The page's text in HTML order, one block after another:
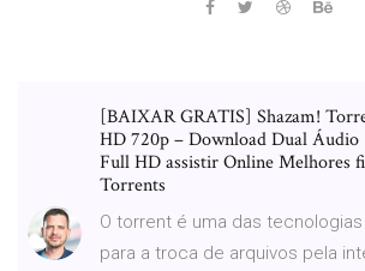
[BAIXAR GRATIS] Shazam!
HD 720p – Download Dual Áudio
Full HD assistir Online Melhores
Torrents
O torrent é uma das
para a troca de arquivos pela